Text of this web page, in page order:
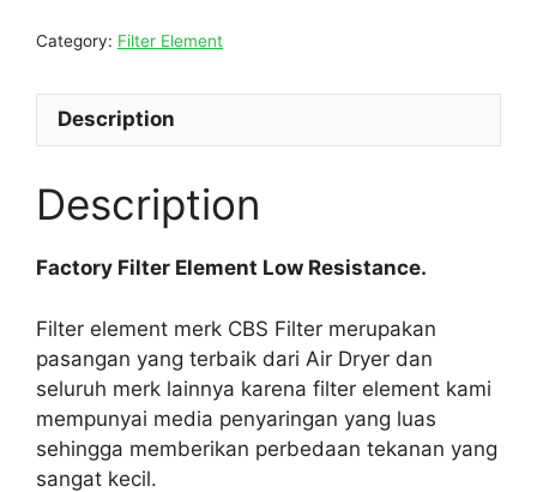
Category: Filter Element
Description
Description
Factory Filter Element Low Resistance.
Filter element merk CBS Filter merupakan
pasangan yang terbaik dari Air Dryer dan
seluruh merk lainnya karena filter element kami
mempunyai media penyaringan yang luas
sehingga memberikan perbedaan tekanan yang
sangat kecil.